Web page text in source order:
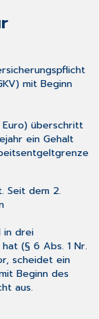
mit Beginn
überschritt
ein Gehalt
Seit dem 2.
in drei
(§ 6 Abs. 1 Nr.
scheidet ein
Beginn des
aus.